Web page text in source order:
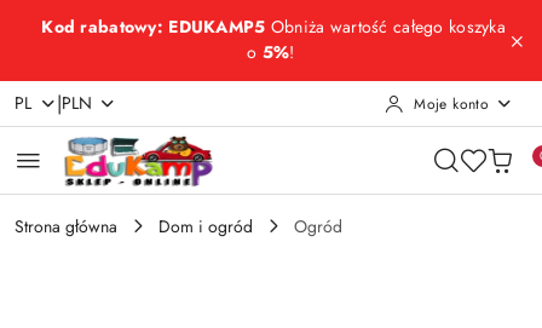
Przejdź do treści głównej
Przejdź do wyszukiwarki
Przejdź do moje konto
Przejdź do menu głównego
Przejdź do opisu produktu
Przejdź do stopki
Kod rabatowy: EDUKAMP5 Obniża wartość całego koszyka
o 5%!
PL |PLN Moje konto
Strona główna Dom i ogród Ogród